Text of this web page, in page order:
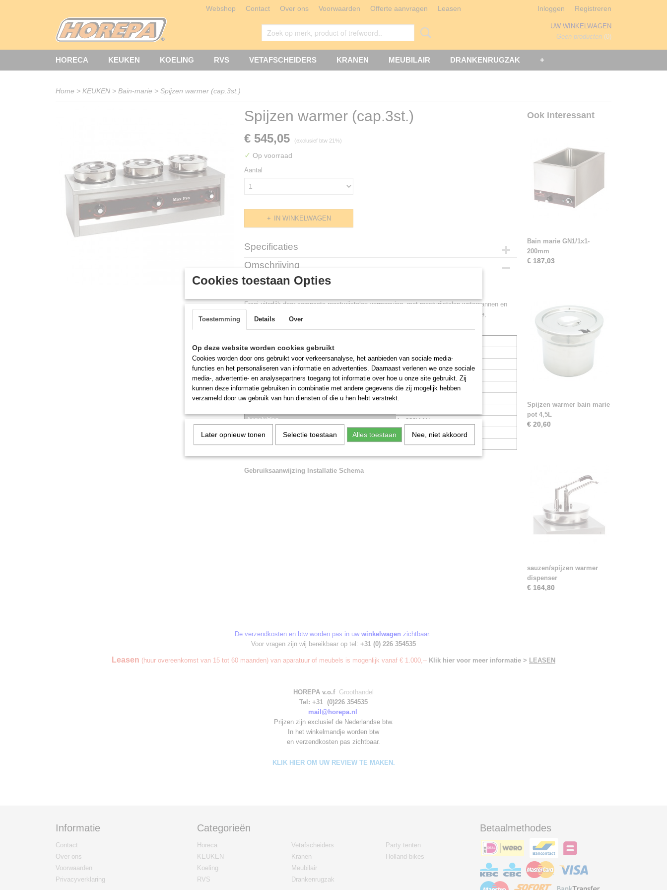
Webshop Contact Over ons Voorwaarden Offerte aanvragen Leasen Inloggen Registreren
UW WINKELWAGEN
Geen producten (0)
HORECA KEUKEN KOELING RVS VETAFSCHEIDERS KRANEN MEUBILAIR DRANKENRUGZAK +
Home > KEUKEN > Bain-marie > Spijzen warmer (cap.3st.)
Spijzen warmer (cap.3st.)
€ 545,05 (exclusief btw 21%)
✓ Op voorraad
Aantal
IN WINKELWAGEN
Specificaties
Productcode
Omschrijving
Spijzen warmer (cap.3st.)
Fraai uiterlijk door compacte roestvrijstalen vormgeving, met roestvrijstalen waterpannen en
bain marie potten (4,5L), iedere pot met afzonderlijke thermostaat en controlelampje,
Gewicht
EAN 08712591103597
verkoopeenheid 1
verpakkingseenheid 1
Merk MaxPro
Aansluiting 1x 230V-1N
Vermogen 1500W
29(H)x26x76cm
Gebruiksaanwijzing Installatie Schema
Ook interessant
Bain marie GN1/1x1-
200mm
€ 187,03
Spijzen warmer bain marie
pot 4,5L
€ 20,60
sauzen/spijzen warmer
dispenser
€ 164,80
De verzendkosten en btw worden pas in uw winkelwagen zichtbaar.
Voor vragen zijn wij bereikbaar op tel: +31 (0) 226 354535
Leasen (huur overeenkomst van 15 tot 60 maanden) van aparatuur of meubels is mogenlijk vanaf € 1.000,-- Klik hier voor meer informatie > LEASEN
HOREPA v.o.f Groothandel
Tel: +31 (0)226 354535
mail@horepa.nl
Prijzen zijn exclusief de Nederlandse btw.
In het winkelmandje worden btw
en verzendkosten pas zichtbaar.
KLIK HIER OM UW REVIEW TE MAKEN.
Informatie
Contact
Over ons
Voorwaarden
Privacyverklaring
Categorieën
Horeca
KEUKEN
Koeling
RVS
Vetafscheiders
Kranen
Meubilair
Drankenrugzak
Party tenten
Holland-bikes
Betaalmethodes
Cookies toestaan Opties
Toestemming Details Over
Op deze website worden cookies gebruikt
Cookies worden door ons gebruikt voor verkeersanalyse, het aanbieden van sociale media-
functies en het personaliseren van informatie en advertenties. Daarnaast verlenen we onze sociale
media-, advertentie- en analysepartners toegang tot informatie over hoe u onze site gebruikt. Zij
kunnen deze informatie gebruiken in combinatie met andere gegevens die zij mogelijk hebben
verzameld door uw gebruik van hun diensten of die u hen hebt verstrekt.
Later opnieuw tonen Selectie toestaan Alles toestaan Nee, niet akkoord